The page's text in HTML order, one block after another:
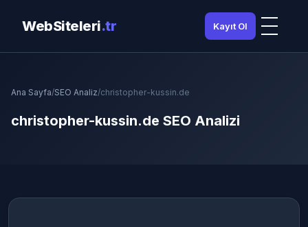
WebSiteleri.tr Kayıt Ol
Ana Sayfa/SEO Analiz/christopher-kussin.de
christopher-kussin.de SEO Analizi